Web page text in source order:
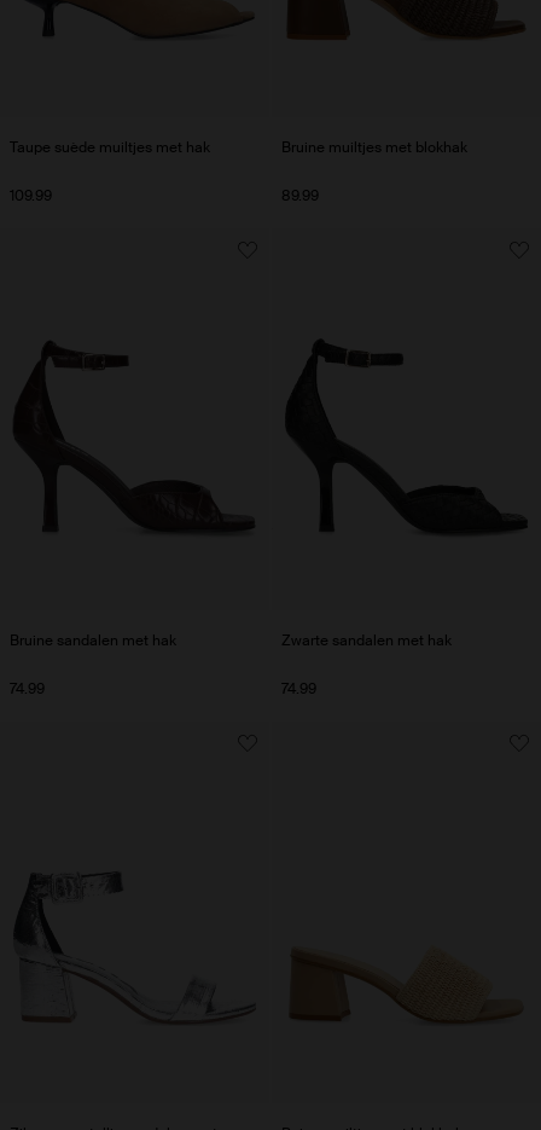
Taupe suède muiltjes met hak
109.99
Bruine muiltjes met blokhak
89.99
Bruine sandalen met hak
74.99
Zwarte sandalen met hak
74.99